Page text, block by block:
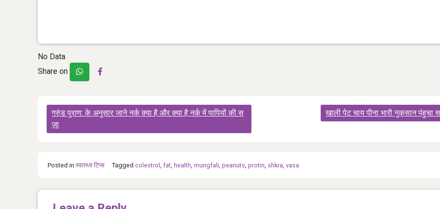
No Data
Share on
Post
navigation
गरुंड पुराण: के अनुसार जाने नर्क क्या है और क्या है नर्क में पापियों की स
ज़ा
खाली पेट चाय पीना भारी नुकसान पंहुचा
Posted in स्‍वास्‍थ्‍य टिप्‍स Tagged colestrol fat health mungfali peanuts protin shkra vasa